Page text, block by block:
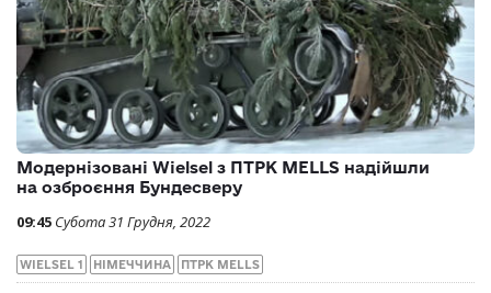
Модернізовані Wielsel з ПТРК MELLS надійшли
на озброєння Бундесверу
09:45 Субота 31 Грудня, 2022
WIELSEL 1 НІМЕЧЧИНА ПТРК MELLS